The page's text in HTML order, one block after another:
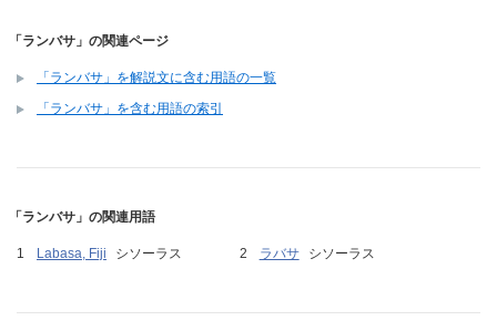
「ランバサ」の関連ページ
「ランバサ」を解説文に含む用語の一覧
「ランバサ」を含む用語の索引
「ランバサ」の関連用語
Labasa, Fiji シソーラス ラバサ シソーラス